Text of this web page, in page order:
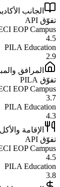
الجانب
تفوّق API
EOP Campus
4.5
PILA Education
2.9
المرافق
تفوّق PILA
EOP Campus
3.7
PILA Education
4.3
الإقامة والأكل
تفوّق API
EOP Campus
4.5
PILA Education
3.8